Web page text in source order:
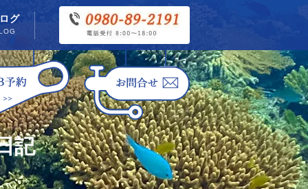
グ
記